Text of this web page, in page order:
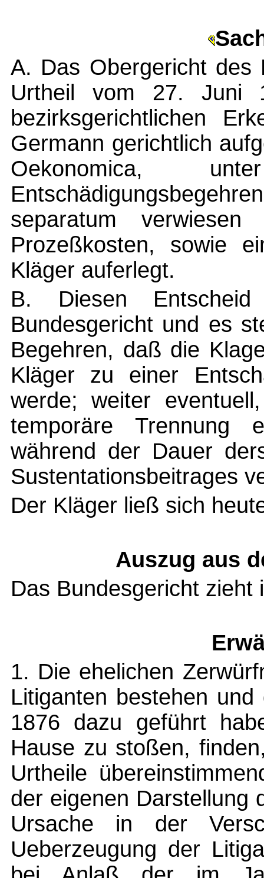
A. Das Obergericht des
Urtheil vom 27. Juni
bezirksgerichtlichen
Germann gerichtlich
Oekonomica,
separatum
Prozeßkosten, sowie
Kläger auferlegt.
B. Diesen
Bundesgericht und es
Begehren, daß die
Kläger zu einer
werde; weiter
temporäre Trennung
während der Dauer
Sustentationsbeitrages
Der Kläger ließ sich
Auszug aus
Das Bundesgericht zieht
1. Die ehelichen
Litiganten bestehen
1876 dazu geführt
Hause zu stoßen,
Urtheile
der eigenen Darstellung
Ursache in der
Ueberzeugung der